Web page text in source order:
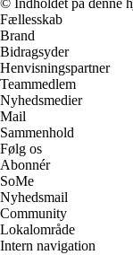
Fællesskab
Brand
Bidragsyder
Henvisningspartner
Teammedlem
Nyhedsmedier
Mail
Sammenhold
Følg os
Abonnér
SoMe
Nyhedsmail
Community
Lokalområde
Intern navigation